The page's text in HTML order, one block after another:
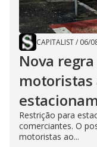
CAPITALIST/ 06/
Nova
Restrição para
comerciantes. O
motoristas ao...